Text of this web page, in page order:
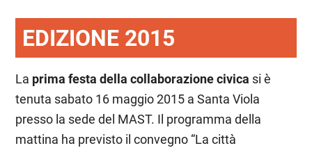
EDIZIONE 2015
La prima festa della collaborazione civica si è
tenuta sabato 16 maggio 2015 a Santa Viola
presso la sede del MAST. Il programma della
mattina ha previsto il convegno “La città